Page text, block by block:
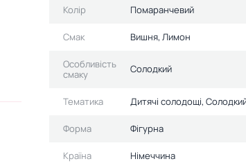
Колір Помаранчевий
Смак Вишня, Лимон
Особливість
смаку
Солодкий
Тематика Дитячі солодощі,
Форма Фігурна
Країна Німеччина